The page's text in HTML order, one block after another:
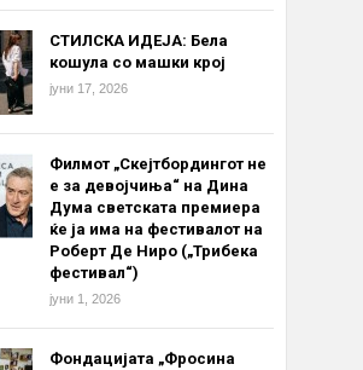
СТИЛСКА ИДЕЈА: Бела
кошула со машки крој
јуни 17, 2026
Филмот „Скејтбордингот не
е за девојчиња“ на Дина
Дума светската премиера
ќе ја има на фестивалот на
Роберт Де Ниро („Трибека
фестивал“)
јуни 1, 2026
Фондацијата „Фросина